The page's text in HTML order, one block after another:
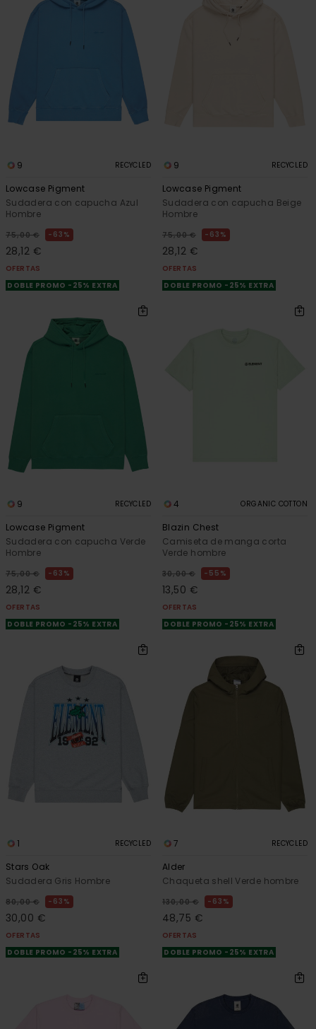
9 RECYCLED
Lowcase Pigment
Sudadera con capucha Azul
Hombre
75,00 € 63%
28,12 €
OFERTAS
DOBLE PROMO -25% EXTRA
9 RECYCLED
Lowcase Pigment
Sudadera con capucha Beige
Hombre
75,00 € 63%
28,12 €
OFERTAS
DOBLE PROMO -25% EXTRA
9 RECYCLED
Lowcase Pigment
Sudadera con capucha Verde
Hombre
75,00 € 63%
28,12 €
OFERTAS
DOBLE PROMO -25% EXTRA
4 ORGANIC COTTON
Blazin Chest
Camiseta de manga corta
Verde hombre
30,00 € 55%
13,50 €
OFERTAS
DOBLE PROMO -25% EXTRA
1 RECYCLED
Stars Oak
Sudadera Gris Hombre
80,00 € 63%
30,00 €
OFERTAS
DOBLE PROMO -25% EXTRA
7 RECYCLED
Alder
Chaqueta shell Verde hombre
130,00 € 63%
48,75 €
OFERTAS
DOBLE PROMO -25% EXTRA